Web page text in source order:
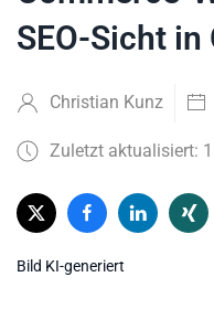
SEO-Sicht in
Christian Kunz
Zuletzt aktualisiert:
Bild KI-generiert